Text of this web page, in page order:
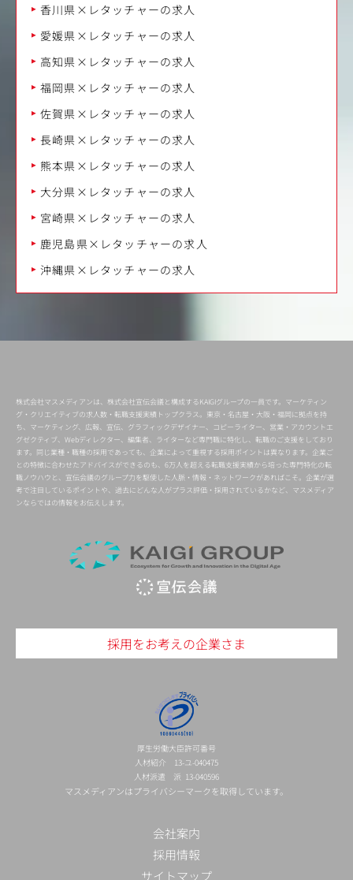
香川県×レタッチャーの求人
愛媛県×レタッチャーの求人
高知県×レタッチャーの求人
福岡県×レタッチャーの求人
佐賀県×レタッチャーの求人
長崎県×レタッチャーの求人
熊本県×レタッチャーの求人
大分県×レタッチャーの求人
宮崎県×レタッチャーの求人
鹿児島県×レタッチャーの求人
沖縄県×レタッチャーの求人
株式会社マスメディアンは、株式会社宣伝会議と構成するKAIGIグループの一員です。マーケティン
グ・クリエイティブの求人数・転職支援実績トップクラス。東京・名古屋・大阪・福岡に拠点を持
ち、マーケティング、広報、宣伝、グラフィックデザイナー、コピーライター、営業・アカウントエ
グゼクティブ、Webディレクター、編集者、ライターなど専門職に特化し、転職のご支援をしており
ます。同じ業種・職種の採用であっても、企業によって重視する採用ポイントは異なります。企業ご
との特徴に合わせたアドバイスができるのも、6万人を超える転職支援実績から培った専門特化の転
職ノウハウと、宣伝会議のグループ力を駆使した人脈・情報・ネットワークがあればこそ。企業が選
考で注目しているポイントや、過去にどんな人がプラス評価・採用されているかなど、マスメディア
ンならではの情報をお伝えします。
採用をお考えの企業さま
厚生労働大臣許可番号
人材紹介 13-ユ-040475
人材派遣 派 13-040596
マスメディアンはプライバシーマークを取得しています。
会社案内
採用情報
サイトマップ